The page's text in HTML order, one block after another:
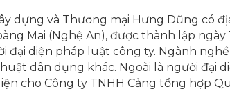
dựng và Thương mại Hưng Dũng có
Mai (Nghệ An), được thành lập ngày
đại diện pháp luật công ty. Ngành
dân dụng khác. Ngoài là người đại
cho Công ty TNHH Cảng tổng hợp